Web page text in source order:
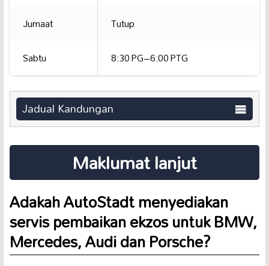
Jumaat
Tutup
Sabtu
8:30 PG–6:00 PTG
Jadual Kandungan
Maklumat lanjut
Adakah AutoStadt menyediakan
servis pembaikan ekzos untuk BMW,
Mercedes, Audi dan Porsche?